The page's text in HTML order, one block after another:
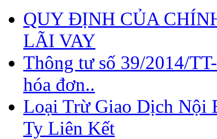
QUY ĐỊNH CỦA
LÃI VAY
Thông tư số 39/2014/
hóa đơn..
Loại Trừ Giao Dịch Nội
Ty Liên Kết